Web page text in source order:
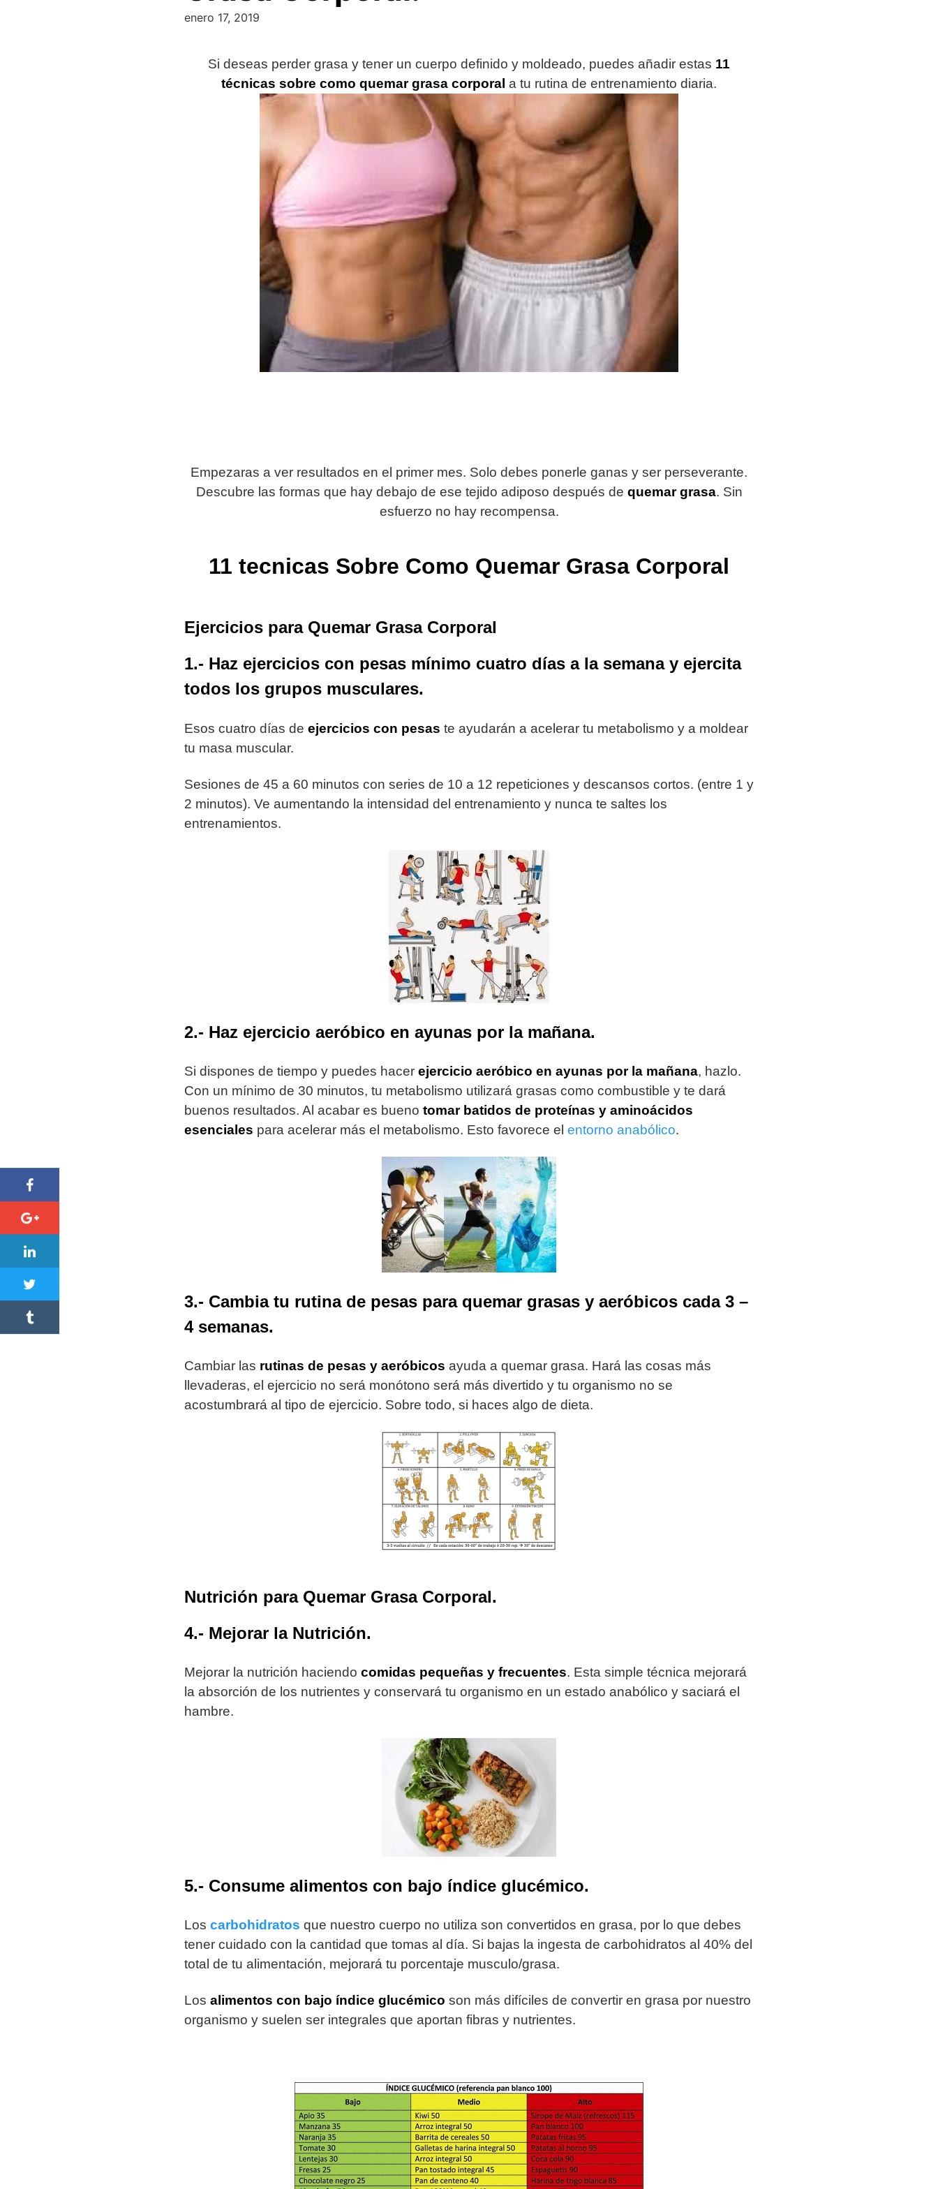
enero 17, 2019
Si deseas perder grasa y tener un cuerpo definido y moldeado, puedes añadir estas 11
técnicas sobre como quemar grasa corporal a tu rutina de entrenamiento diaria.
Empezaras a ver resultados en el primer mes. Solo debes ponerle ganas y ser perseverante.
Descubre las formas que hay debajo de ese tejido adiposo después de quemar grasa. Sin
esfuerzo no hay recompensa.
11 tecnicas Sobre Como Quemar Grasa Corporal
Ejercicios para Quemar Grasa Corporal
1.- Haz ejercicios con pesas mínimo cuatro días a la semana y ejercita
todos los grupos musculares.
Esos cuatro días de ejercicios con pesas te ayudarán a acelerar tu metabolismo y a moldear
tu masa muscular.
Sesiones de 45 a 60 minutos con series de 10 a 12 repeticiones y descansos cortos. (entre 1 y
2 minutos). Ve aumentando la intensidad del entrenamiento y nunca te saltes los
entrenamientos.
2.- Haz ejercicio aeróbico en ayunas por la mañana.
Si dispones de tiempo y puedes hacer ejercicio aeróbico en ayunas por la mañana, hazlo.
Con un mínimo de 30 minutos, tu metabolismo utilizará grasas como combustible y te dará
buenos resultados. Al acabar es bueno tomar batidos de proteínas y aminoácidos
esenciales para acelerar más el metabolismo. Esto favorece el entorno anabólico.
3.- Cambia tu rutina de pesas para quemar grasas y aeróbicos cada 3 –
4 semanas.
Cambiar las rutinas de pesas y aeróbicos ayuda a quemar grasa. Hará las cosas más
llevaderas, el ejercicio no será monótono será más divertido y tu organismo no se
acostumbrará al tipo de ejercicio. Sobre todo, si haces algo de dieta.
Nutrición para Quemar Grasa Corporal.
4.- Mejorar la Nutrición.
Mejorar la nutrición haciendo comidas pequeñas y frecuentes. Esta simple técnica mejorará
la absorción de los nutrientes y conservará tu organismo en un estado anabólico y saciará el
hambre.
5.- Consume alimentos con bajo índice glucémico.
Los carbohidratos que nuestro cuerpo no utiliza son convertidos en grasa, por lo que debes
tener cuidado con la cantidad que tomas al día. Si bajas la ingesta de carbohidratos al 40% del
total de tu alimentación, mejorará tu porcentaje musculo/grasa.
Los alimentos con bajo índice glucémico son más difíciles de convertir en grasa por nuestro
organismo y suelen ser integrales que aportan fibras y nutrientes.